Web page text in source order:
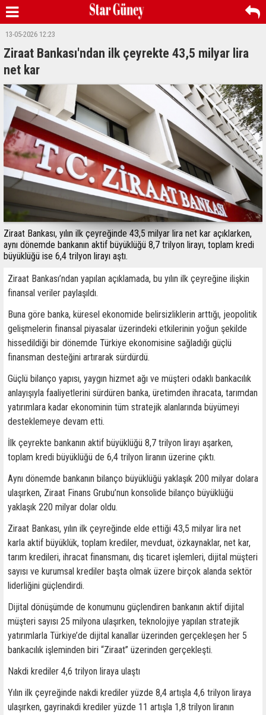
13-05-2026 12:23
Ziraat Bankası'ndan ilk çeyrekte 43,5 milyar lira
net kar
Ziraat Bankası, yılın ilk çeyreğinde 43,5 milyar lira net kar açıklarken,
aynı dönemde bankanın aktif büyüklüğü 8,7 trilyon lirayı, toplam kredi
büyüklüğü ise 6,4 trilyon lirayı aştı.
Ziraat Bankası’ndan yapılan açıklamada, bu yılın ilk çeyreğine ilişkin
finansal veriler paylaşıldı.
Buna göre banka, küresel ekonomide belirsizliklerin arttığı, jeopolitik
gelişmelerin finansal piyasalar üzerindeki etkilerinin yoğun şekilde
hissedildiği bir dönemde Türkiye ekonomisine sağladığı güçlü
finansman desteğini artırarak sürdürdü.
Güçlü bilanço yapısı, yaygın hizmet ağı ve müşteri odaklı bankacılık
anlayışıyla faaliyetlerini sürdüren banka, üretimden ihracata, tarımdan
yatırımlara kadar ekonominin tüm stratejik alanlarında büyümeyi
desteklemeye devam etti.
İlk çeyrekte bankanın aktif büyüklüğü 8,7 trilyon lirayı aşarken,
toplam kredi büyüklüğü de 6,4 trilyon liranın üzerine çıktı.
Aynı dönemde bankanın bilanço büyüklüğü yaklaşık 200 milyar dolara
ulaşırken, Ziraat Finans Grubu’nun konsolide bilanço büyüklüğü
yaklaşık 220 milyar dolar oldu.
Ziraat Bankası, yılın ilk çeyreğinde elde ettiği 43,5 milyar lira net
karla aktif büyüklük, toplam krediler, mevduat, özkaynaklar, net kar,
tarım kredileri, ihracat finansmanı, dış ticaret işlemleri, dijital müşteri
sayısı ve kurumsal krediler başta olmak üzere birçok alanda sektör
liderliğini güçlendirdi.
Dijital dönüşümde de konumunu güçlendiren bankanın aktif dijital
müşteri sayısı 25 milyona ulaşırken, teknolojiye yapılan stratejik
yatırımlarla Türkiye’de dijital kanallar üzerinden gerçekleşen her 5
bankacılık işleminden biri “Ziraat” üzerinden gerçekleşti.
Nakdi krediler 4,6 trilyon liraya ulaştı
Yılın ilk çeyreğinde nakdi krediler yüzde 8,4 artışla 4,6 trilyon liraya
ulaşırken, gayrinakdi krediler yüzde 11 artışla 1,8 trilyon liranın